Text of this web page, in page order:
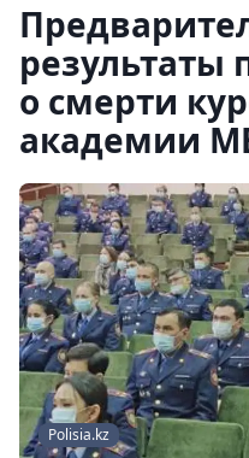
результаты
о смерти
академии
Polisia.kz